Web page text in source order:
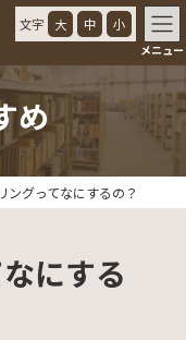
文字 大 中 小
メニュー
め
ングってなにするの？
にする